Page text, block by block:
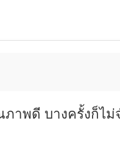
าพดี บางครั้งก็ไม่